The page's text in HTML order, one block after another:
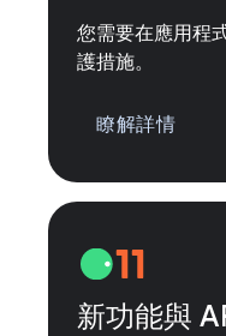
您需要在應用程
護措施。
瞭解詳情
新功能與